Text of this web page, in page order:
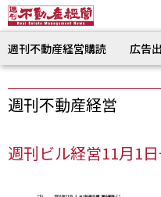
週刊不動産経営購読 広告
週刊不動産経営
週刊ビル経営11月1